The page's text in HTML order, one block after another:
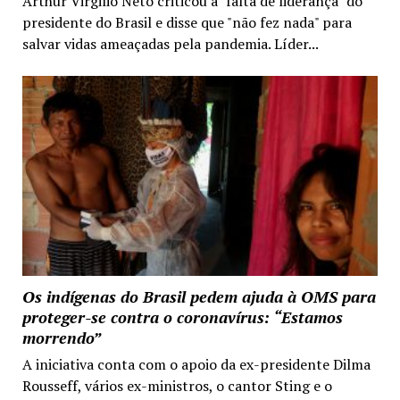
presidente do Brasil e disse que "não fez nada" para
salvar vidas ameaçadas pela pandemia. Líder...
Os indígenas do Brasil pedem ajuda à OMS para
proteger-se contra o coronavírus: “Estamos
morrendo”
A iniciativa conta com o apoio da ex-presidente Dilma
Rousseff, vários ex-ministros, o cantor Sting e o